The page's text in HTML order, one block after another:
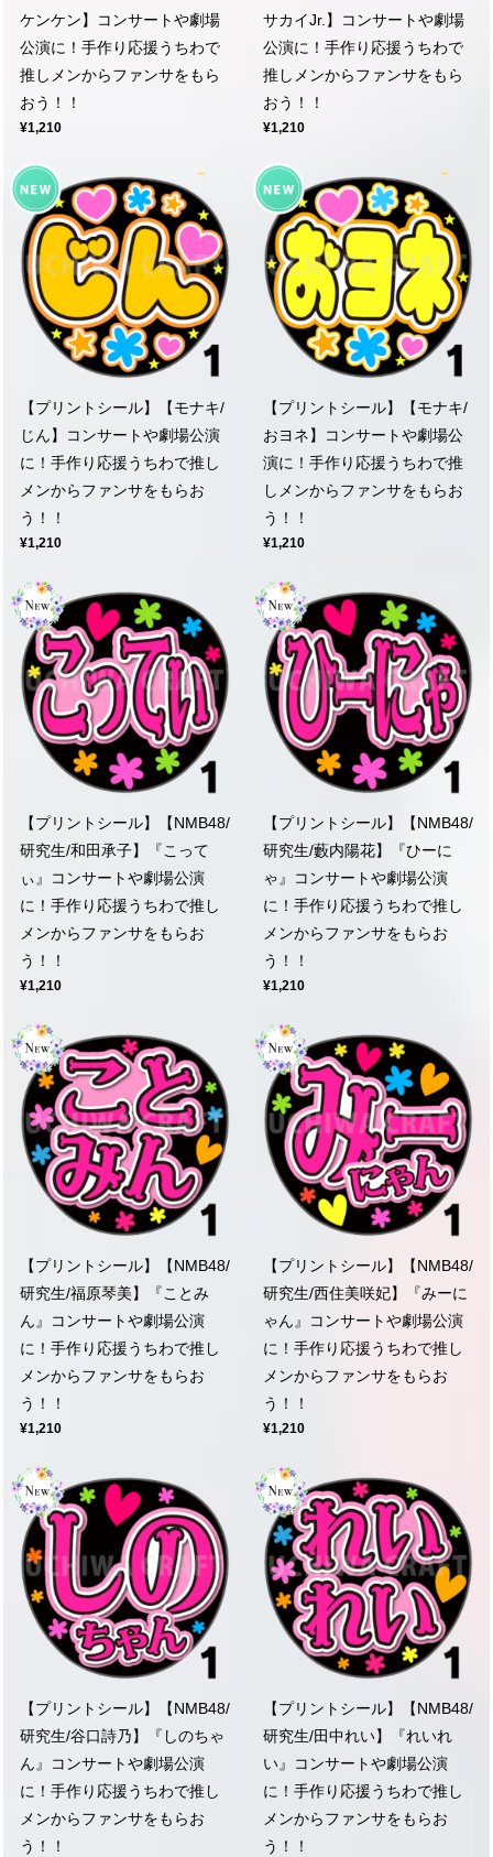
ケンケン】コンサートや劇場
公演に！手作り応援うちわで
推しメンからファンサをもら
おう！！
¥1,210
サカイJr.】コンサートや劇場
公演に！手作り応援うちわで
推しメンからファンサをもら
おう！！
¥1,210
【プリントシール】【モナキ/
じん】コンサートや劇場公演
に！手作り応援うちわで推し
メンからファンサをもらお
う！！
¥1,210
【プリントシール】【モナキ/
おヨネ】コンサートや劇場公
演に！手作り応援うちわで推
しメンからファンサをもらお
う！！
¥1,210
【プリントシール】【NMB48/
研究生/和田承子】『こって
ぃ』コンサートや劇場公演
に！手作り応援うちわで推し
メンからファンサをもらお
う！！
¥1,210
【プリントシール】【NMB48/
研究生/藪内陽花】『ひーに
ゃ』コンサートや劇場公演
に！手作り応援うちわで推し
メンからファンサをもらお
う！！
¥1,210
【プリントシール】【NMB48/
研究生/福原琴美】『ことみ
ん』コンサートや劇場公演
に！手作り応援うちわで推し
メンからファンサをもらお
う！！
¥1,210
【プリントシール】【NMB48/
研究生/西住美咲妃】『みーに
ゃん』コンサートや劇場公演
に！手作り応援うちわで推し
メンからファンサをもらお
う！！
¥1,210
【プリントシール】【NMB48/
研究生/谷口詩乃】『しのちゃ
ん』コンサートや劇場公演
に！手作り応援うちわで推し
メンからファンサをもらお
う！！
【プリントシール】【NMB48/
研究生/田中れい】『れいれ
い』コンサートや劇場公演
に！手作り応援うちわで推し
メンからファンサをもらお
う！！